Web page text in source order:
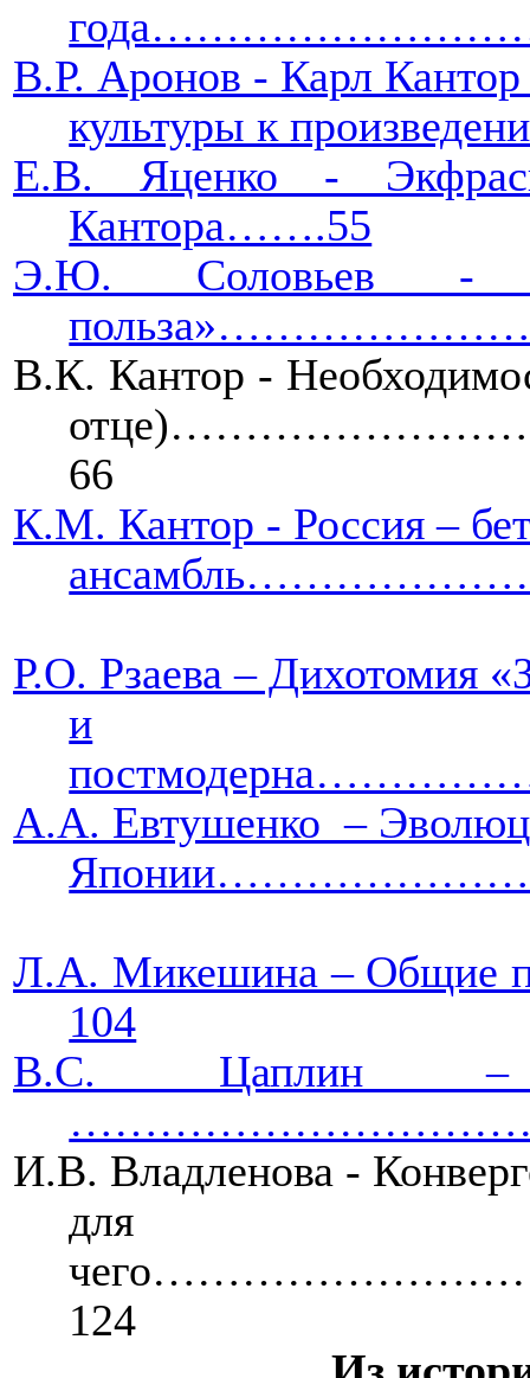
В.Р. Аронов - Карл
культуры к
Е.В. Яценко -
Кантора…….55
Э.Ю. Соловьев -
В.К. Кантор -
66
К.М. Кантор - Россия –
Р.О. Рзаева – Дихотомия
и
А.А. Евтушенко –
Л.А. Микешина – Общие
104
В.С. Цаплин –
И.В. Владленова -
для
124